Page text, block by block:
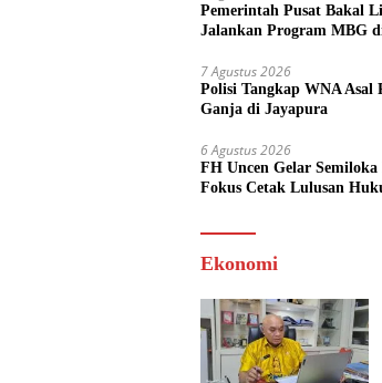
Pemerintah Pusat Bakal
Jalankan Program MBG
7 Agustus 2026
Polisi Tangkap WNA Asal
Ganja di Jayapura
6 Agustus 2026
FH Uncen Gelar
Fokus Cetak Lulusan
Ekonomi